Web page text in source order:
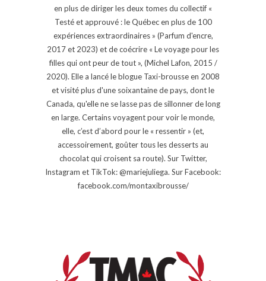
en plus de diriger les deux tomes du collectif «
Testé et approuvé : le Québec en plus de 100
expériences extraordinaires » (Parfum d'encre,
2017 et 2023) et de coécrire « Le voyage pour les
filles qui ont peur de tout », (Michel Lafon, 2015 /
2020). Elle a lancé le blogue Taxi-brousse en 2008
et visité plus d'une soixantaine de pays, dont le
Canada, qu'elle ne se lasse pas de sillonner de long
en large. Certains voyagent pour voir le monde,
elle, c’est d’abord pour le « ressentir » (et,
accessoirement, goûter tous les desserts au
chocolat qui croisent sa route). Sur Twitter,
Instagram et TikTok: @mariejuliega. Sur Facebook:
facebook.com/montaxibrousse/